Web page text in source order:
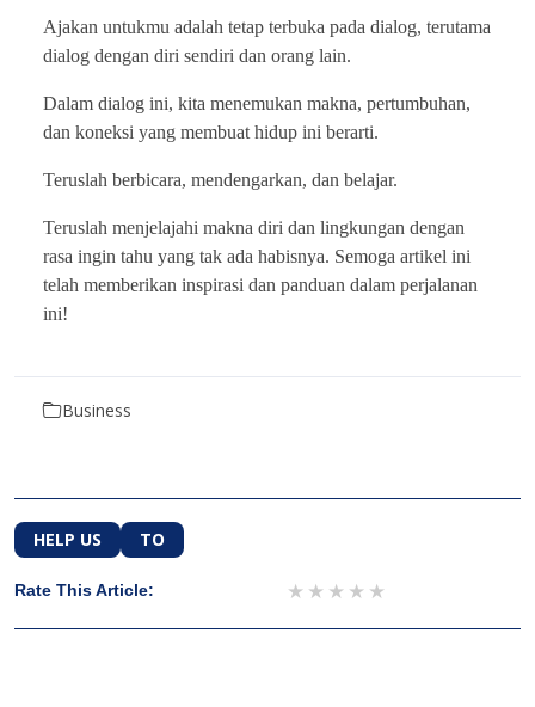
Ajakan untukmu adalah tetap terbuka pada dialog, terutama
dialog dengan diri sendiri dan orang lain.
Dalam dialog ini, kita menemukan makna, pertumbuhan,
dan koneksi yang membuat hidup ini berarti.
Teruslah berbicara, mendengarkan, dan belajar.
Teruslah menjelajahi makna diri dan lingkungan dengan
rasa ingin tahu yang tak ada habisnya. Semoga artikel ini
telah memberikan inspirasi dan panduan dalam perjalanan
ini!
Business
HELP US TO
Rate This Article: 4 stars
3 stars
2 stars
1 star